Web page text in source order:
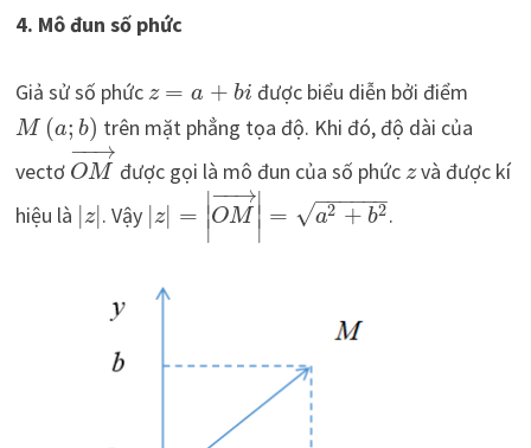
4. Mô đun số phức
Giả sử số phức z = a + bi được biểu diễn bởi điểm
M (a; b) trên mặt phẳng tọa độ. Khi đó, độ dài của
vectơ OM
−→
−
được gọi là mô đun của số phứczvà được kí
hiệu là
z| . Vậy |z| =
∣
∣
∣OM
−→
−
∣
∣
∣ = a2 + b2
− −
−−−−
√ .